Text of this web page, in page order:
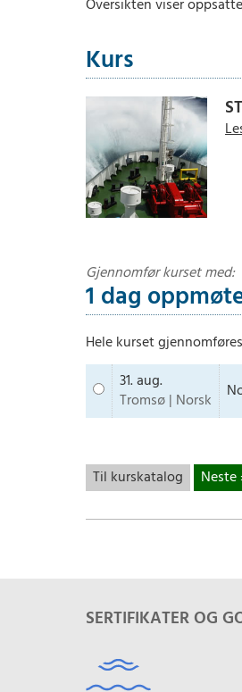
Oversikten viser
Kurs
Send skjema
Gjennomfør kurset med:
1 dag
Hele kurset
31. aug.
Tromsø | Norsk
Til kurskatalog Neste
SERTIFIKATER OG